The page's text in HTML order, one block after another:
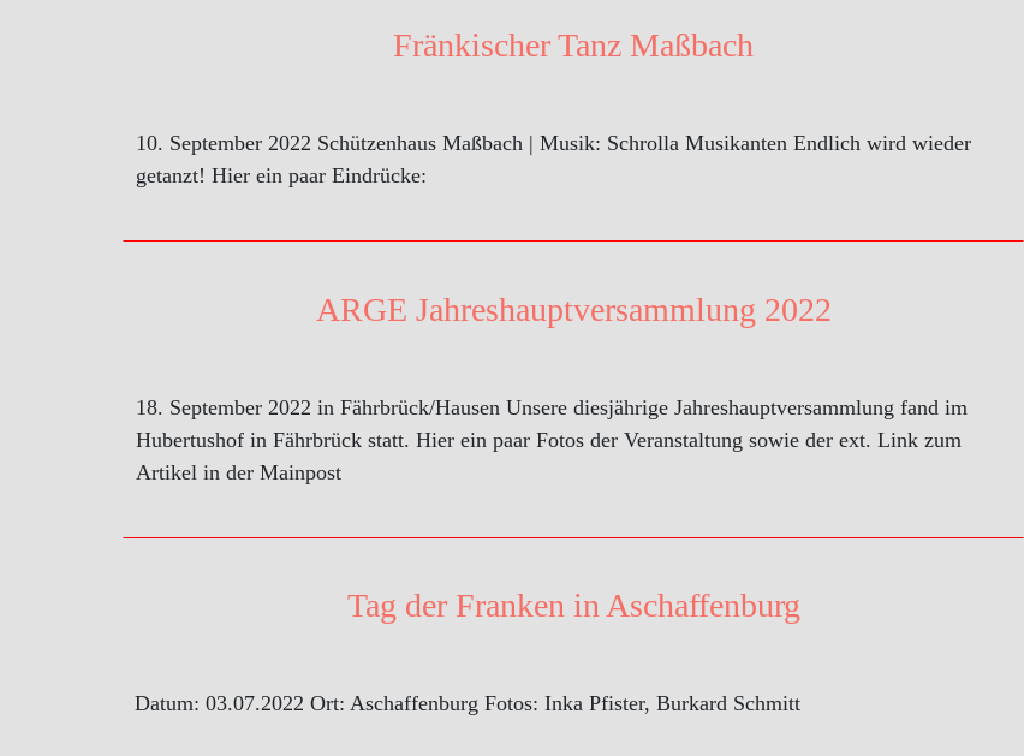
Fränkischer Tanz Maßbach
10. September 2022 Schützenhaus Maßbach | Musik: Schrolla Musikanten Endlich wird wieder
getanzt! Hier ein paar Eindrücke:
ARGE Jahreshauptversammlung 2022
18. September 2022 in Fährbrück/Hausen Unsere diesjährige Jahreshauptversammlung fand im
Hubertushof in Fährbrück statt. Hier ein paar Fotos der Veranstaltung sowie der ext. Link zum
Artikel in der Mainpost
Tag der Franken in Aschaffenburg
Datum: 03.07.2022 Ort: Aschaffenburg Fotos: Inka Pfister, Burkard Schmitt